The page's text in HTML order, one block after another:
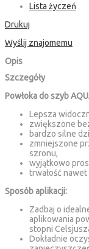
Lista życzeń
Drukuj
Wyślij znajomemu
Opis
Szczegóły
Powłoka do szyb
Lepsza
zwiększone
bardzo silne
zmniejszone
szronu,
wyjątkowo
trwałość
Sposób aplikacji:
Zadbaj o
aplikowania
stopni
Dokładnie